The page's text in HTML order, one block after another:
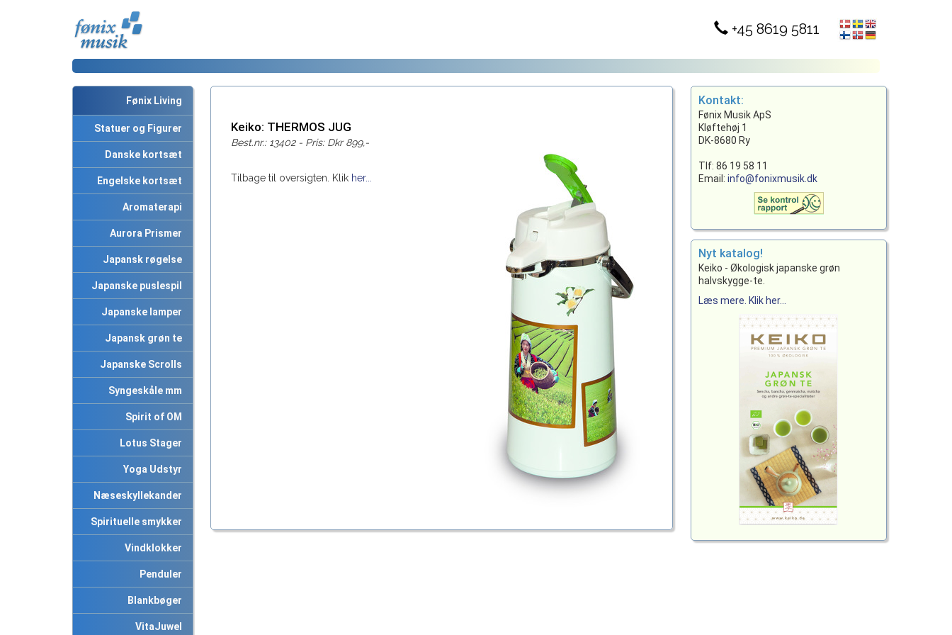
+45 8619 5811
Fønix Living
Statuer og Figurer
Danske kortsæt
Engelske kortsæt
Aromaterapi
Aurora Prismer
Japansk røgelse
Japanske puslespil
Japanske lamper
Japansk grøn te
Japanske Scrolls
Syngeskåle mm
Spirit of OM
Lotus Stager
Yoga Udstyr
Næseskyllekander
Spirituelle smykker
Vindklokker
Penduler
Blankbøger
VitaJuwel
Keiko: THERMOS JUG
Best.nr.: 13402 - Pris: Dkr 899,-
Tilbage til oversigten. Klik her...
Kontakt:
Fønix Musik ApS
Kløftehøj 1
DK-8680 Ry
Tlf: 86 19 58 11
Email:info@fonixmusik.dk
Nyt katalog!
Keiko - Økologisk japanske grøn
halvskygge-te.
Læs mere. Klik her...